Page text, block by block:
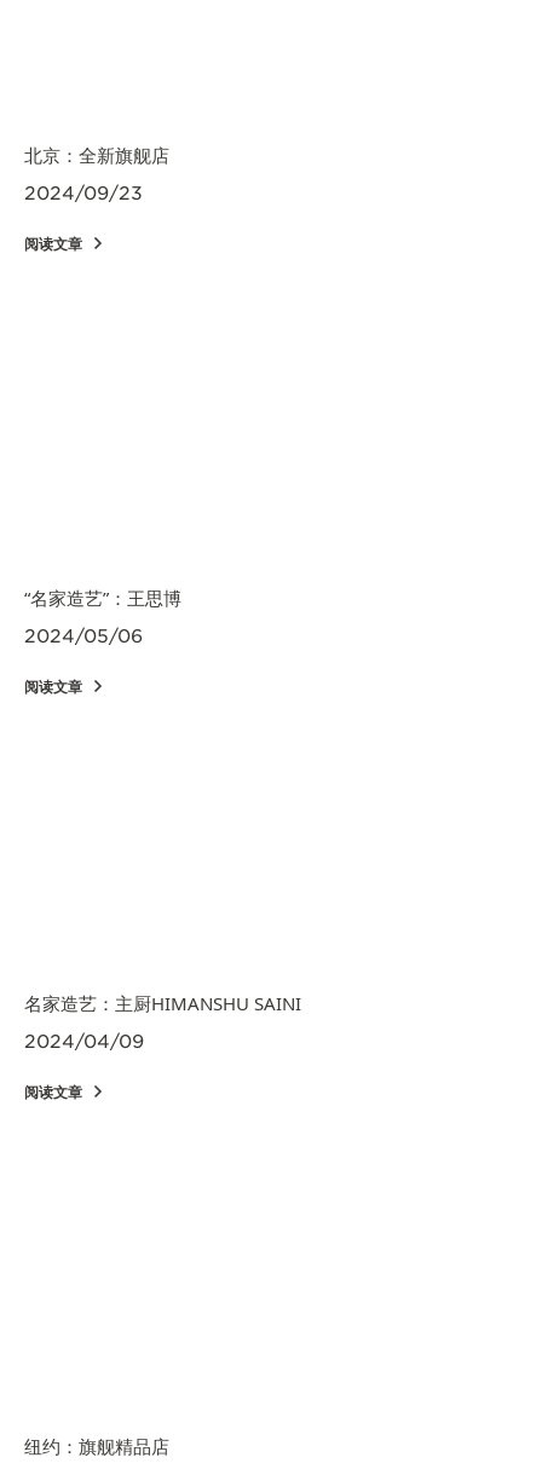
北京：全新旗舰店
2024/09/23
阅读文章
“名家造艺”：王思博
2024/05/06
阅读文章
名家造艺：主厨HIMANSHU SAINI
2024/04/09
阅读文章
纽约：旗舰精品店